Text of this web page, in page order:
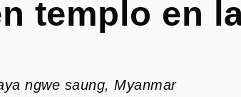
templo en
ngwe saung, Myanmar